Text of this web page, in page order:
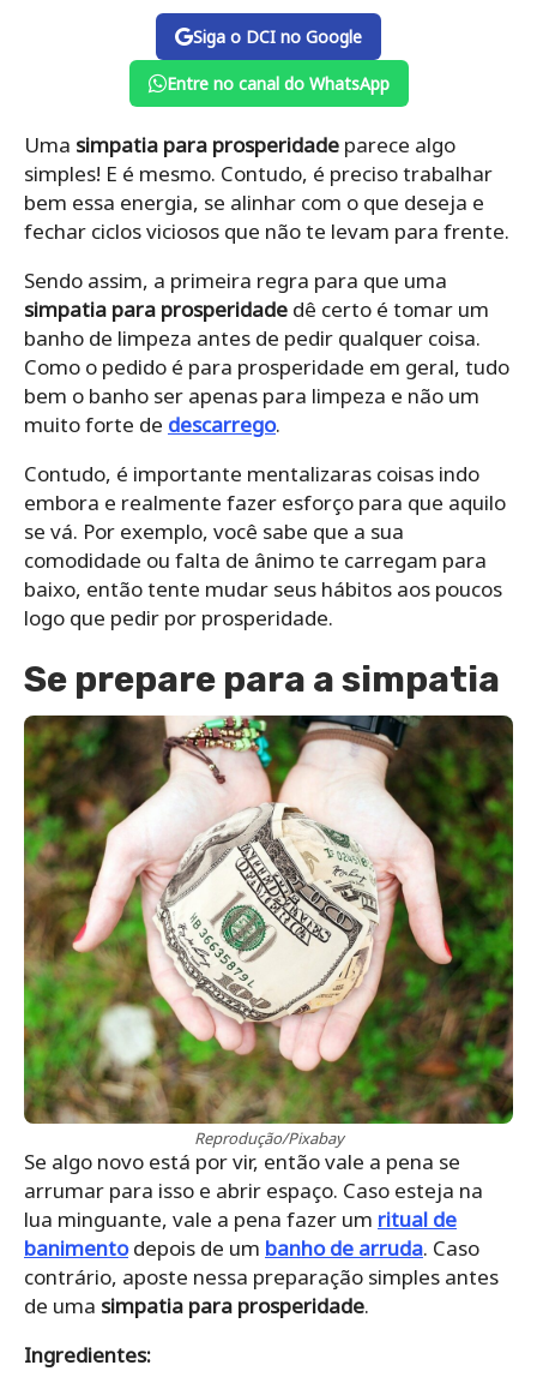
Siga o DCI no Google
Entre no canal do WhatsApp
Uma simpatia para prosperidade parece algo
simples! E é mesmo. Contudo, é preciso trabalhar
bem essa energia, se alinhar com o que deseja e
fechar ciclos viciosos que não te levam para frente.
Sendo assim, a primeira regra para que uma
simpatia para prosperidade dê certo é tomar um
banho de limpeza antes de pedir qualquer coisa.
Como o pedido é para prosperidade em geral, tudo
bem o banho ser apenas para limpeza e não um
muito forte de descarrego.
Contudo, é importante mentalizaras coisas indo
embora e realmente fazer esforço para que aquilo
se vá. Por exemplo, você sabe que a sua
comodidade ou falta de ânimo te carregam para
baixo, então tente mudar seus hábitos aos poucos
logo que pedir por prosperidade.
Se prepare para a simpatia
Reprodução/Pixabay
Se algo novo está por vir, então vale a pena se
arrumar para isso e abrir espaço. Caso esteja na
lua minguante, vale a pena fazer um ritual de
banimentodepois de um banho de arruda. Caso
contrário, aposte nessa preparação simples antes
de uma simpatia para prosperidade.
Ingredientes: